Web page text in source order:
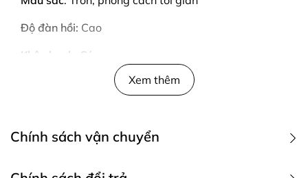
Độ đàn hồi: Cao
Khô nhanh
: Có
Cạp chun co giãn, chắc chắn, ôm vừa vặn
: 2 túi tiện lợi hai bên, có thể đựng điện thoại, chìa
khóa hoặc bình nước nhỏ.
Độ dài:
Ngắn, phù hợp cho mùa hè nóng bức
Xem thêm
Chính sách vận chuyển